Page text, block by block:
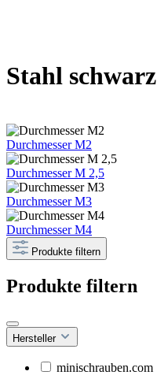
Stahl schwarz
Durchmesser M2
Durchmesser M 2,5
Durchmesser M3
Durchmesser M4
Produkte filtern
Produkte filtern
Hersteller
minischrauben.com